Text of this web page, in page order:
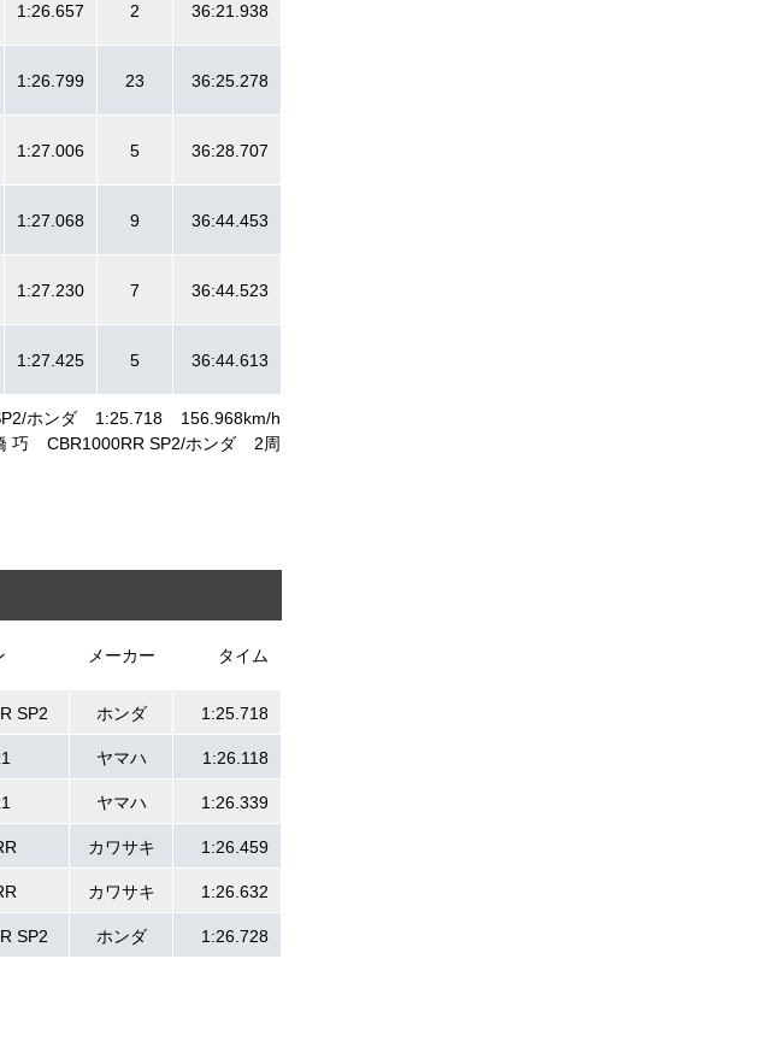
ホンダ 1:25.718
156.968km/h
巧 CBR1000RR SP2 ホンダ 2周
1:26.657 2 36:21.938
1:26.799 23 36:25.278
1:27.006 5 36:28.707
1:27.068 9 36:44.453
1:27.230 7 36:44.523
1:27.425 5 36:44.613
メーカー タイム
SP2 ホンダ 1:25.718
ヤマハ 1:26.118
ヤマハ 1:26.339
カワサキ 1:26.459
カワサキ 1:26.632
SP2 ホンダ 1:26.728